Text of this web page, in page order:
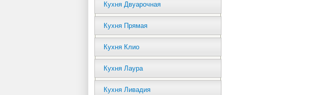
Кухня Двуарочная
Кухня Прямая
Кухня Клио
Кухня Лаура
Кухня Ливадия